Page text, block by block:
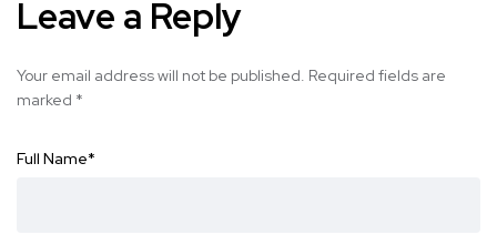
Leave a Reply
Your email address will not be published. Required fields are
marked *
Full Name*